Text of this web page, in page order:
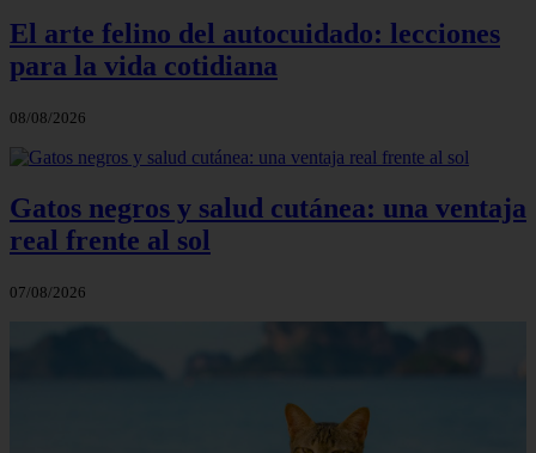
El arte felino del autocuidado: lecciones
para la vida cotidiana
08/08/2026
Gatos negros y salud cutánea: una ventaja
real frente al sol
07/08/2026